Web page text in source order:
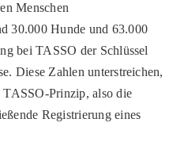
Menschen
30.000 Hunde und 63.000
bei TASSO der Schlüssel
Diese Zahlen unterstreichen,
Prinzip, also die
Registrierung eines